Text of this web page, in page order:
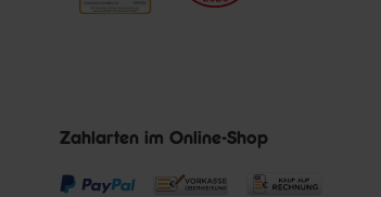
Zahlarten im Online-Shop